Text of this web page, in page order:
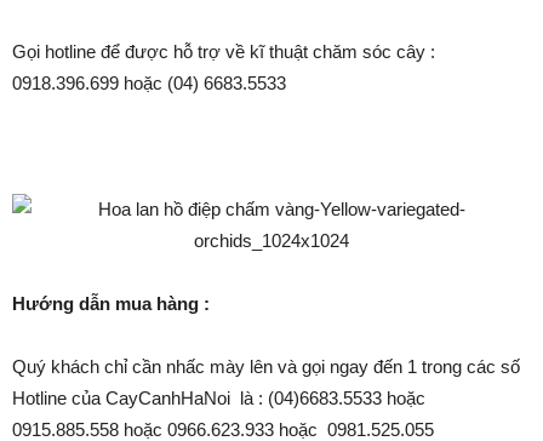
Gọi hotline để được hỗ trợ về kĩ thuật chăm sóc cây :
0918.396.699 hoặc (04) 6683.5533
Hướng dẫn mua hàng :
Quý khách chỉ cần nhấc mày lên và gọi ngay đến 1 trong các số
Hotline của CayCanhHaNoi là : (04)6683.5533 hoặc
0915.885.558 hoặc 0966.623.933 hoặc 0981.525.055